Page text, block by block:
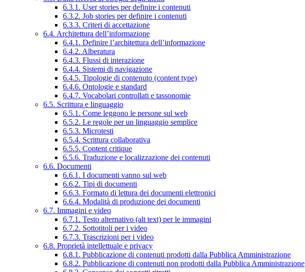
6.3.1. User stories per definire i contenuti
6.3.2. Job stories per definire i contenuti
6.3.3. Criteri di accettazione
6.4. Architettura dell’informazione
6.4.1. Definire l’architettura dell’informazione
6.4.2. Alberatura
6.4.3. Flussi di interazione
6.4.4. Sistemi di navigazione
6.4.5. Tipologie di contenuto (content type)
6.4.6. Ontologie e standard
6.4.7. Vocabolari controllati e tassonomie
6.5. Scrittura e linguaggio
6.5.1. Come leggono le persone sul web
6.5.2. Le regole per un linguaggio semplice
6.5.3. Microtesti
6.5.4. Scrittura collaborativa
6.5.5. Content critique
6.5.6. Traduzione e localizzazione dei contenuti
6.6. Documenti
6.6.1. I documenti vanno sul web
6.6.2. Tipi di documenti
6.6.3. Formato di lettura dei documenti elettronici
6.6.4. Modalità di produzione dei documenti
6.7. Immagini e video
6.7.1. Testo alternativo (alt text) per le immagini
6.7.2. Sottotitoli per i video
6.7.3. Trascrizioni per i video
6.8. Proprietà intellettuale e privacy
6.8.1. Pubblicazione di contenuti prodotti dalla Pubblica Amministrazione
6.8.2. Pubblicazione di contenuti non prodotti dalla Pubblica Amministrazione